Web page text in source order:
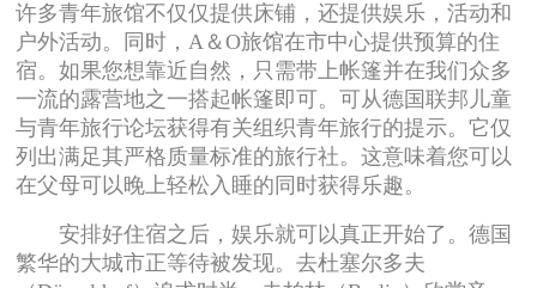
许多青年旅馆不仅仅提供床铺，还提供娱乐，活动和
户外活动。同时，A＆O旅馆在市中心提供预算的住
宿。如果您想靠近自然，只需带上帐篷并在我们众多
一流的露营地之一搭起帐篷即可。可从德国联邦儿童
与青年旅行论坛获得有关组织青年旅行的提示。它仅
列出满足其严格质量标准的旅行社。这意味着您可以
在父母可以晚上轻松入睡的同时获得乐趣。
安排好住宿之后，娱乐就可以真正开始了。德国
繁华的大城市正等待被发现。去杜塞尔多夫